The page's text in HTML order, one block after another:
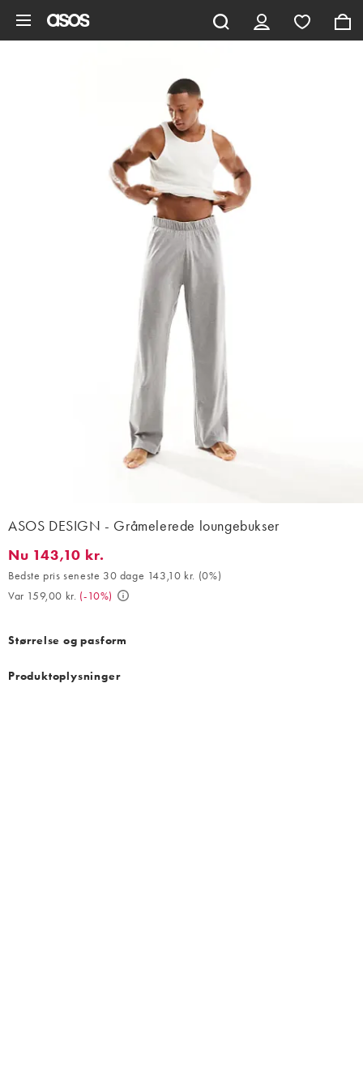
ASOS DESIGN - Gråmelerede loungebukser
Nu 143,10 kr.. Bedste pris seneste 30 dage 143,10 kr. (0%). Var
Nu 143,10 kr.
Bedste pris seneste 30 dage 143,10 kr. (0%)
Var 159,00 kr. (-10%)
Størrelse og pasform
Produktoplysninger